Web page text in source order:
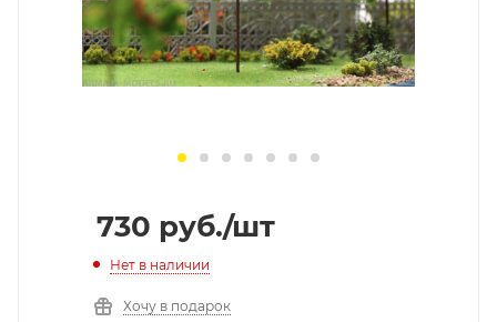
730 руб./шт
Нет в наличии
Хочу в подарок